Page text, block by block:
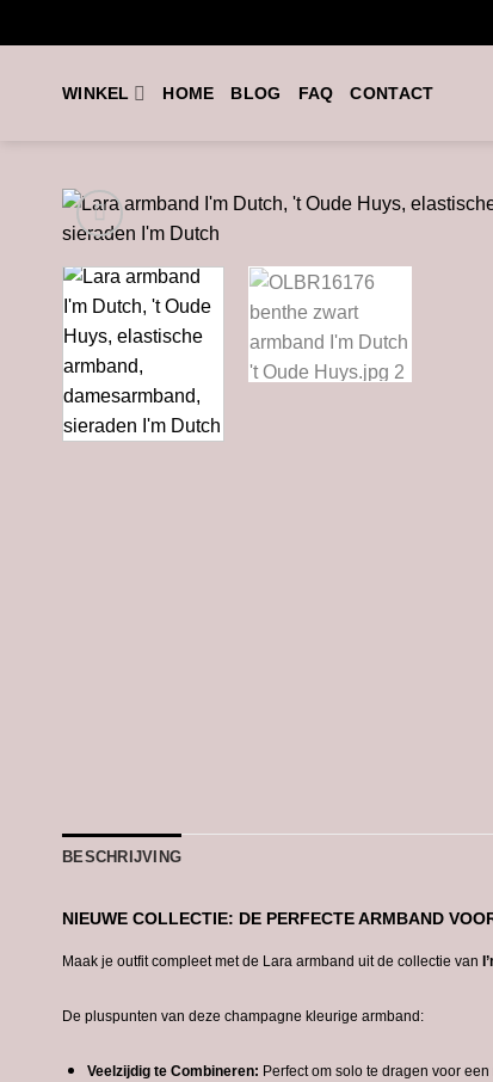
naar
WINKEL HOME BLOG FAQ CONTACT
BESCHRIJVING
NIEUWE COLLECTIE: DE PERFECTE ARMBAND
Maak je outfit compleet met de Lara armband uit de collectie van
De pluspunten van deze champagne kleurige armband:
Veelzijdig te Combineren: Perfect om solo te dragen voor